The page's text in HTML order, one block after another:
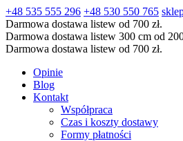
+48 535 555 296 +48 530 550 765
Darmowa dostawa listew od 700 zł.
Darmowa dostawa listew 300 cm od
Darmowa dostawa listew od 700 zł.
Opinie
Blog
Kontakt
Współpraca
Czas i koszty dostawy
Formy płatności